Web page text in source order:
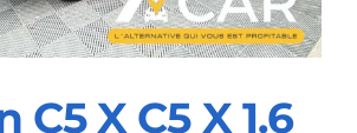
C5 X C5 X 1.6